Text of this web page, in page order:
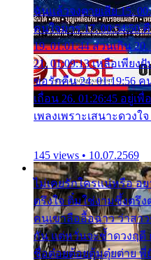
ฉันแล้วจงตายเสีย 15.
คนใจมาร 17. 00:54:50
19. 01:01:44 ส่วนเกิน
21. 01:09:13 เหลือเพียงฝั
ขอรักคืน 24. 01:19:56 ค
เถื่อน 26. 01:26:45 อยู่เพื่
เพลงเพราะเสนาะดวงใ
145 views • 10.07.2569
ไม่เคยรักใครแน่หรือ อ
ตรึงใจ ติ๋มใช่งามซึ้งตรึ
คนเขาลืออื้อฉาว ว่าสา
กัน แต่หวั่นจะช้ำดวงฤ
ชื่อต๋อยต้อยตุ้มตุ๋ยต่าย พี่